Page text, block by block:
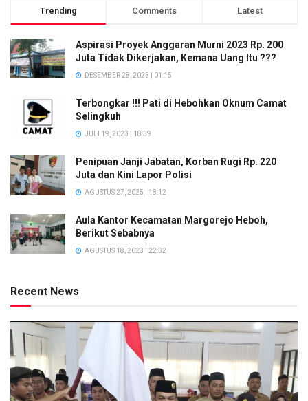
Trending Comments Latest
Aspirasi Proyek Anggaran Murni 2023 Rp. 200
Juta Tidak Dikerjakan, Kemana Uang Itu ???
DESEMBER 28, 2023 | 01:15
Terbongkar !!! Pati di Hebohkan Oknum Camat
Selingkuh
JULI 19, 2023 | 18:39
Penipuan Janji Jabatan, Korban Rugi Rp. 220
Juta dan Kini Lapor Polisi
AGUSTUS 27, 2025 | 18:12
Aula Kantor Kecamatan Margorejo Heboh,
Berikut Sebabnya
AGUSTUS 18, 2023 | 22:32
Recent News